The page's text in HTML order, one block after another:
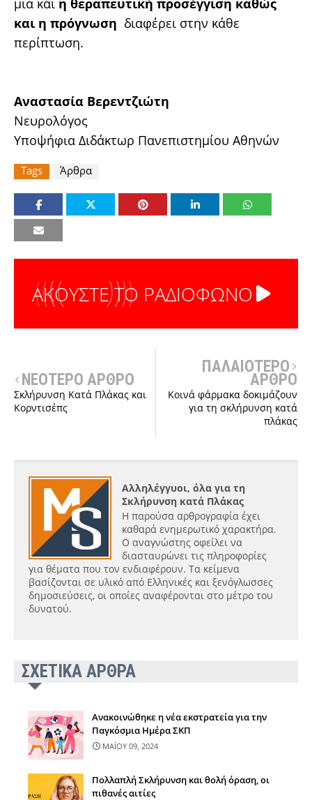
μια και η θεραπευτική προσέγγιση καθώς
και η πρόγνωση διαφέρει στην κάθε
περίπτωση.
Αναστασία Βερεντζιώτη
Νευρολόγος
Υποψήφια Διδάκτωρ Πανεπιστημίου Αθηνών
Tags Άρθρα
ΑΚΟΥΣΤΕ ΤΟ ΡΑΔΙΟΦΩΝΟ
ΝΕΟΤΕΡΟ ΑΡΘΡΟ
Σκλήρυνση Κατά Πλάκας και
Κορντισέπς
ΠΑΛΑΙΟΤΕΡΟ
ΑΡΘΡΟ
Κοινά φάρμακα δοκιμάζουν
για τη σκλήρυνση κατά
πλάκας
Αλληλέγγυοι, όλα για τη
Σκλήρυνση κατά Πλάκας
Η παρούσα αρθρογραφία έχει
καθαρά ενημερωτικό χαρακτήρα.
Ο αναγνώστης οφείλει να
διασταυρώνει τις πληροφορίες
για θέματα που τον ενδιαφέρουν. Τα κείμενα
βασίζονται σε υλικό από Ελληνικές και ξενόγλωσσες
δημοσιεύσεις, οι οποίες αναφέρονται στο μέτρο του
δυνατού.
ΣΧΕΤΙΚΑ ΑΡΘΡΑ
Ανακοινώθηκε η νέα εκστρατεία για την
Παγκόσμια Ημέρα ΣΚΠ
ΜΑΪΟΥ 09, 2024
Πολλαπλή Σκλήρυνση και θολή όραση, οι
πιθανές αιτίες